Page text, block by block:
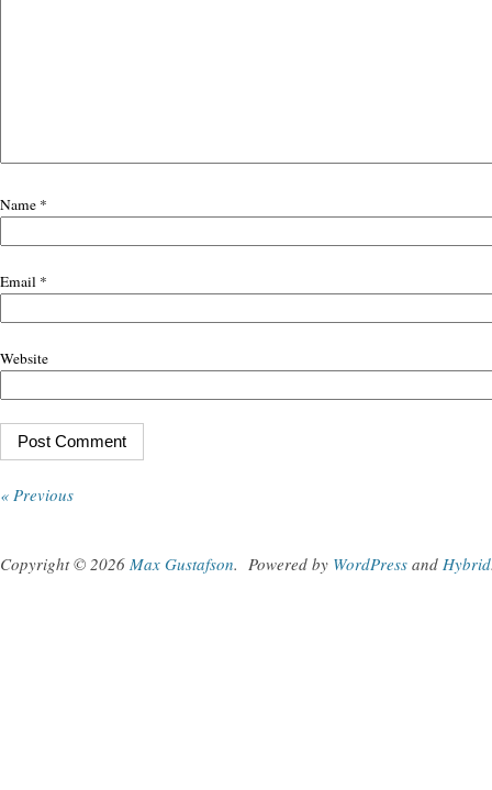
Name *
Email *
Website
« Previous
Copyright © 2026 Max Gustafson. Powered by WordPress and Hybrid